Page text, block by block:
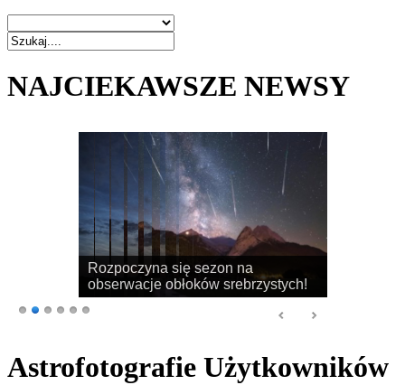
NAJCIEKAWSZE NEWSY
Rozpoczyna się sezon na
obserwacje obłoków srebrzystych!
Astrofotografie Użytkowników